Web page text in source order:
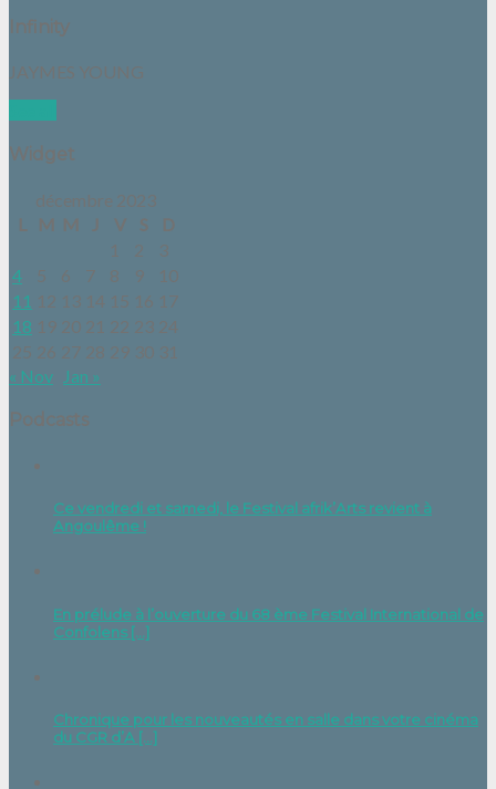
Infinity
JAYMES YOUNG
Widget
décembre 2023
L
M M J V S
D
1
2
3
4
5 6 7 8 9
10
11 12 13 14 15 16 17
18 19 20 21 22 23 24
25 26 27 28 29 30 31
« Nov
Jan »
Podcasts
Ce vendredi et samedi, le Festival afrik’Arts revient à
Angoulême !
En prélude à l’ouverture du 68 ème Festival International de
Confolens [...]
Chronique pour les nouveautés en salle dans votre cinéma
du CGR d’A [...]